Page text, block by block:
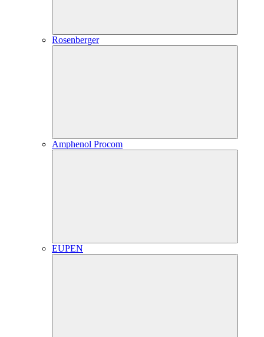
Rosenberger
Amphenol Procom
EUPEN